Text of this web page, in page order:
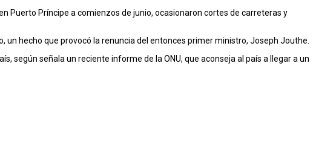
Puerto Príncipe a comienzos de junio, ocasionaron cortes de carreteras y
hecho que provocó la renuncia del entonces primer ministro, Joseph Jouthe.
según señala un reciente informe de la ONU, que aconseja al país a llegar a un